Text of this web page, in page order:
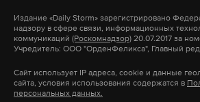
на территории планируется
медиацентр, который будет
«Мамаев курган» — место
А еще мы есть вTelegram,
Макс
Дзен
финансовый отчет госорганам —
поступили средства, нет ли
Навального закон в принципе ни
Издание «Daily Storm» зарегистрировано
надзору в сфере связи, информационных
коммуникаций (Роскомнадзор) 20.07.2017 за
Учредитель: ООО "ОрденФеликса", Главный
Сайт использует IP адреса, cookie и данные
сайта, условия использования содержатся в
персональных данных.